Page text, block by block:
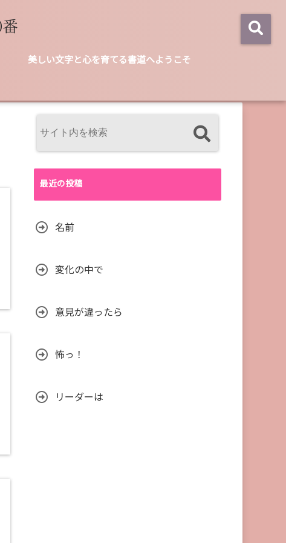
美しい文字と心を育てる書道へようこそ
最近の投稿
名前
変化の中で
意見が違ったら
怖っ！
リーダーは